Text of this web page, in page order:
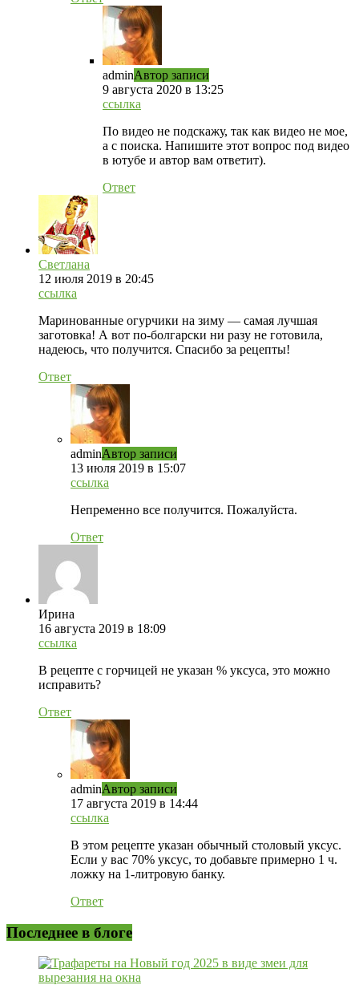
adminАвтор записи
9 августа 2020 в 13:25
ссылка
По видео не подскажу, так как видео не мое,
а с поиска. Напишите этот вопрос под видео
в ютубе и автор вам ответит).
Ответ
Светлана
12 июля 2019 в 20:45
ссылка
Маринованные огурчики на зиму — самая лучшая
заготовка! А вот по-болгарски ни разу не готовила,
надеюсь, что получится. Спасибо за рецепты!
Ответ
adminАвтор записи
13 июля 2019 в 15:07
ссылка
Непременно все получится. Пожалуйста.
Ответ
Ирина
16 августа 2019 в 18:09
ссылка
В рецепте с горчицей не указан % уксуса, это можно
исправить?
Ответ
adminАвтор записи
17 августа 2019 в 14:44
ссылка
В этом рецепте указан обычный столовый уксус.
Если у вас 70% уксус, то добавьте примерно 1 ч.
ложку на 1-литровую банку.
Ответ
Последнее в блоге